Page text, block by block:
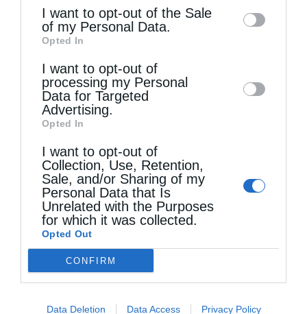
information may also be disclosed by us to
third parties on theIAB’s List of
Downstream Participants
disclose it to other third parties.
I want to opt-out of the Sale
of my Personal Data.
Opted In
I want to opt-out of
processing my Personal
Data for Targeted
Advertising.
Opted In
I want to opt-out of
Collection, Use, Retention,
Sale, and/or Sharing of my
Personal Data that Is
Unrelated with the Purposes
for which it was collected.
Opted Out
CONFIRM
Data Deletion Data Access Privacy Policy
Τελευταία άρθρα
Ελληνικός Ερυθρός Σταυρός: Τι πρέπει να
Η πανήγυρις της Μεταμορφώσεως του Σωτήρος
στη Θεσσαλονίκη
Όταν είσαι ευλαβής
Ο Νεαπόλεως στο Ιερό Παρεκκλήσι Αγίας